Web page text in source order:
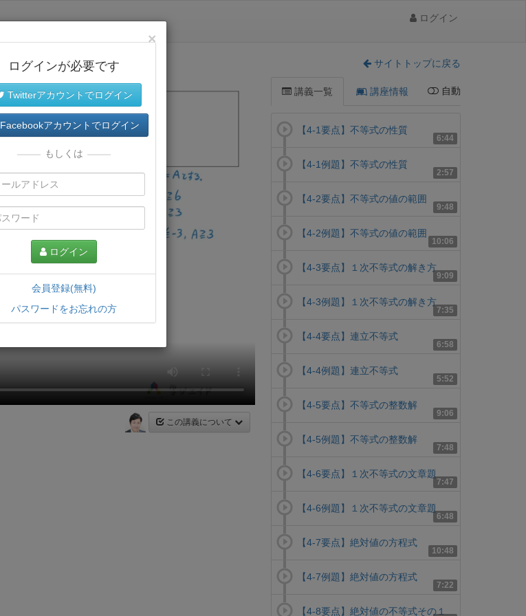
ログイン
サイトトップに戻る
この講義について
講義一覧 講座情報 自動
6:44
【4-1要点】不等式の性質
2:57
【4-1例題】不等式の性質
9:48
【4-2要点】不等式の値の範囲
10:06
【4-2例題】不等式の値の範囲
9:09
【4-3要点】１次不等式の解き方
7:35
【4-3例題】１次不等式の解き方
6:58
【4-4要点】連立不等式
5:52
【4-4例題】連立不等式
9:06
【4-5要点】不等式の整数解
7:48
【4-5例題】不等式の整数解
7:47
【4-6要点】１次不等式の文章題
6:48
【4-6例題】１次不等式の文章題
10:48
【4-7要点】絶対値の方程式
7:22
【4-7例題】絶対値の方程式
【4-8要点】絶対値の不等式その１
×
ログインが必要です
Twitterアカウントでログイン
Facebookアカウントでログイン
もしくは
ログイン
会員登録(無料)
パスワードをお忘れの方